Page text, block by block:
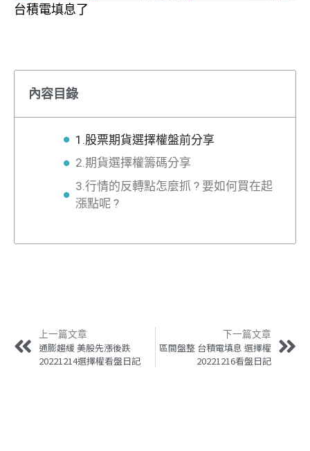
台積電填息了
內容目錄
1.股票期貨選擇權盤前分享
2.期貨選擇權籌碼分享
3.行情的反轉點怎麼抓 ? 要如何買在起
漲點呢 ?
上一篇文章
通膨趨緩 美股先漲後跌
20221214選擇權看盤日記
下一篇文章
區間盤整 台積電填息 選擇權
20221216看盤日記